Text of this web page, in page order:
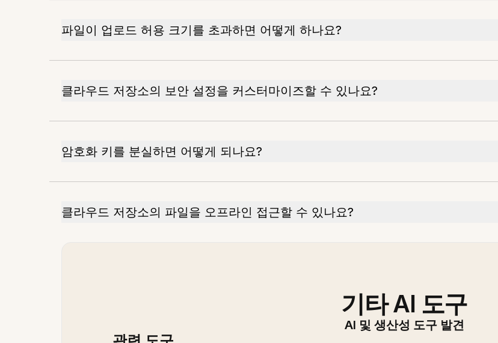
파일이 업로드 허용 크기를 초과하면 어떻게 하나요?
클라우드 저장소의 보안 설정을 커스터마이즈할 수 있나요?
암호화 키를 분실하면 어떻게 되나요?
클라우드 저장소의 파일을 오프라인 접근할 수 있나요?
기타 AI 도구
AI 및 생산성 도구 발견